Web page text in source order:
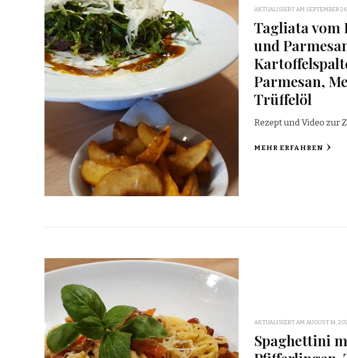
AKTUALISIERT AM SEPTEMBER
Tagliata vom
und
Parmesan,
Trüffelöl
Rezept und Video zur
MEHR ERFAHREN
AKTUALISIERT AM AUGUST 14,
Spaghettini